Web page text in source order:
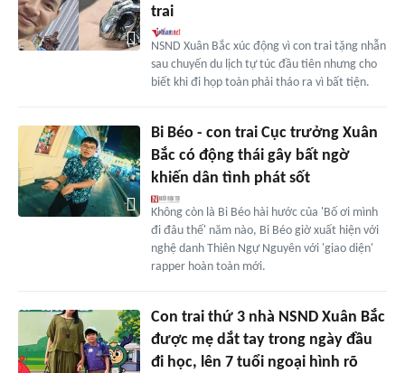
trai
NSND Xuân Bắc xúc động vì con trai tặng nhẫn
sau chuyến du lịch tự túc đầu tiên nhưng cho
biết khi đi họp toàn phải tháo ra vì bất tiện.
Bi Béo - con trai Cục trưởng Xuân
Bắc có động thái gây bất ngờ
khiến dân tình phát sốt
Không còn là Bi Béo hài hước của 'Bố ơi mình
đi đâu thế' năm nào, Bi Béo giờ xuất hiện với
nghệ danh Thiên Ngự Nguyên với 'giao diện'
rapper hoàn toàn mới.
Con trai thứ 3 nhà NSND Xuân Bắc
được mẹ dắt tay trong ngày đầu
đi học, lên 7 tuổi ngoại hình rõ